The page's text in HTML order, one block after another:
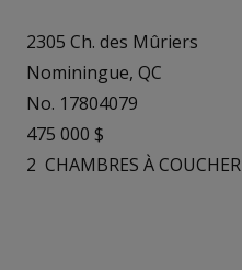
2305 Ch. des Mûriers
Nominingue, QC
No. 17804079
475 000 $
2 CHAMBRES À COUCHER